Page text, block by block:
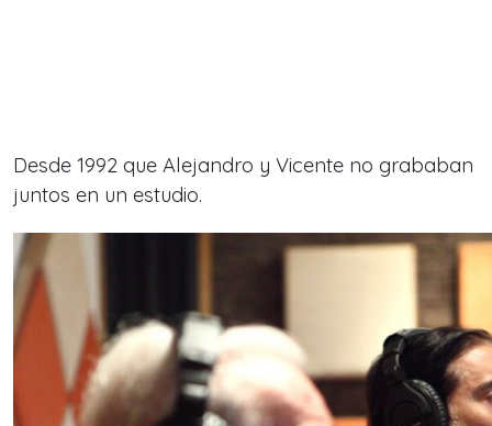
Desde 1992 que Alejandro y Vicente no grababan
juntos en un estudio.